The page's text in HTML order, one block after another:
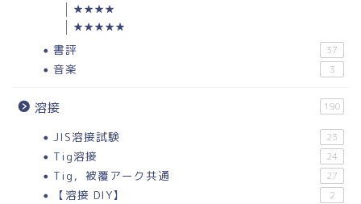
★★★★
★★★★★
書評 37
音楽 3
溶接 190
JIS溶接試験 23
Tig溶接 24
Tig，被覆アーク共通 27
【溶接 DIY】 2